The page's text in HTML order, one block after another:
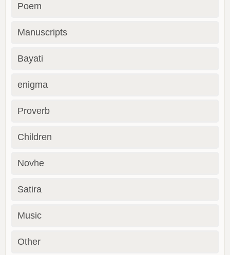
Poem
Manuscripts
Bayati
enigma
Proverb
Children
Novhe
Satira
Music
Other